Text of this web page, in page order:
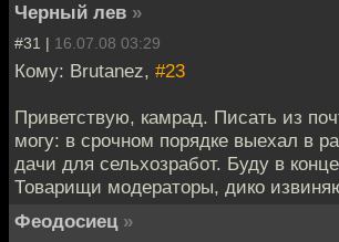
Черный лев »
#31 | 16.07.08 03:29
Кому: Brutanez, #23
Приветствую, камрад. Писать из
могу: в срочном порядке выехал в
дачи для сельхозработ. Буду в
Товарищи модераторы, дико
Феодосиец »